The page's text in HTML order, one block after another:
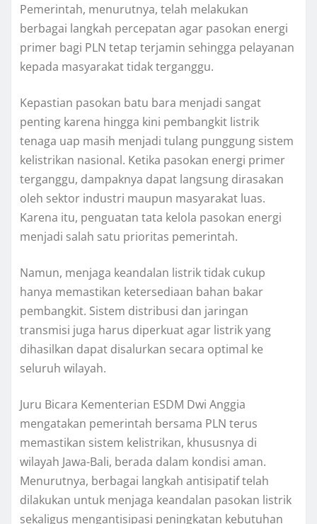
Pemerintah, menurutnya, telah melakukan
berbagai langkah percepatan agar pasokan energi
primer bagi PLN tetap terjamin sehingga pelayanan
kepada masyarakat tidak terganggu.
Kepastian pasokan batu bara menjadi sangat
penting karena hingga kini pembangkit listrik
tenaga uap masih menjadi tulang punggung sistem
kelistrikan nasional. Ketika pasokan energi primer
terganggu, dampaknya dapat langsung dirasakan
oleh sektor industri maupun masyarakat luas.
Karena itu, penguatan tata kelola pasokan energi
menjadi salah satu prioritas pemerintah.
Namun, menjaga keandalan listrik tidak cukup
hanya memastikan ketersediaan bahan bakar
pembangkit. Sistem distribusi dan jaringan
transmisi juga harus diperkuat agar listrik yang
dihasilkan dapat disalurkan secara optimal ke
seluruh wilayah.
Juru Bicara Kementerian ESDM Dwi Anggia
mengatakan pemerintah bersama PLN terus
memastikan sistem kelistrikan, khususnya di
wilayah Jawa-Bali, berada dalam kondisi aman.
Menurutnya, berbagai langkah antisipatif telah
dilakukan untuk menjaga keandalan pasokan listrik
sekaligus mengantisipasi peningkatan kebutuhan